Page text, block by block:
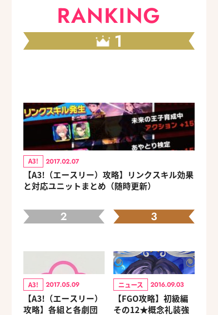
RANKING
1
A3! 2017.02.07
【A3!（エースリー）攻略】リンクスキル効果
と対応ユニットまとめ（随時更新）
2
A3! 2017.05.09
【A3!（エースリー）
攻略】各組と各劇団
3
ニュース 2016.09.03
【FGO攻略】初級編
その12★概念礼装強